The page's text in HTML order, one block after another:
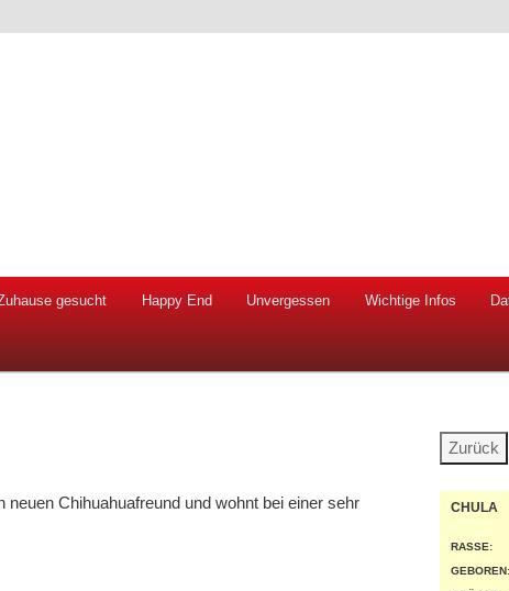
gesucht Happy End Unvergessen Wichtige Infos
neuen Chihuahuafreund und wohnt bei einer sehr
CHULA
RASSE:
GEBOREN: